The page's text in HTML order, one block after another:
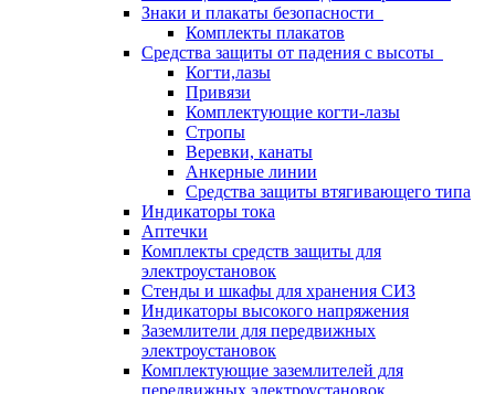
Знаки и плакаты безопасности
Комплекты плакатов
Средства защиты от падения с высоты
Когти,лазы
Привязи
Комплектующие когти-лазы
Стропы
Веревки, канаты
Анкерные линии
Средства защиты втягивающего типа
Индикаторы тока
Аптечки
Комплекты средств защиты для
электроустановок
Стенды и шкафы для хранения СИЗ
Индикаторы высокого напряжения
Заземлители для передвижных
электроустановок
Комплектующие заземлителей для
передвижных электроустановок